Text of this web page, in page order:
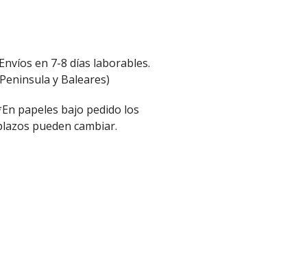
en 7-8 días laborables.
y Baleares)
papeles bajo pedido los
pueden cambiar.